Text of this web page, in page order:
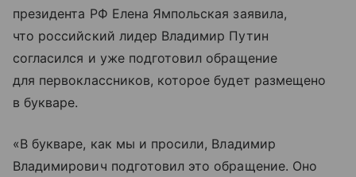
президента РФ Елена Ямпольская заявила,
что российский лидер Владимир Путин
согласился и уже подготовил обращение
для первоклассников, которое будет размещено
в букваре.
«В букваре, как мы и просили, Владимир
Владимирович подготовил это обращение. Оно